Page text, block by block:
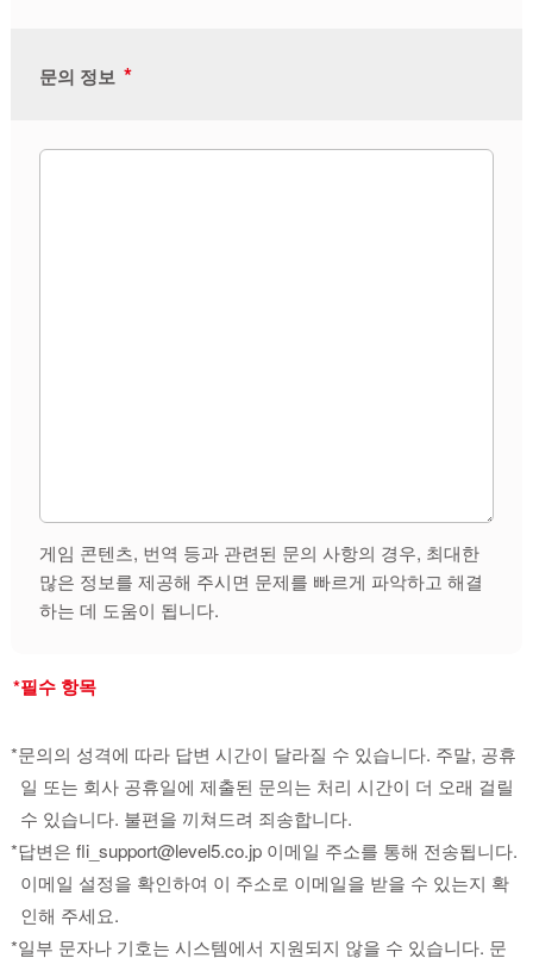
문의 정보 *
게임 콘텐츠, 번역 등과 관련된 문의 사항의 경우, 최대한
많은 정보를 제공해 주시면 문제를 빠르게 파악하고 해결
하는 데 도움이 됩니다.
*필수 항목
*문의의 성격에 따라 답변 시간이 달라질 수 있습니다. 주말, 공휴
일 또는 회사 공휴일에 제출된 문의는 처리 시간이 더 오래 걸릴
수 있습니다. 불편을 끼쳐드려 죄송합니다.
*답변은 fli_support@level5.co.jp 이메일 주소를 통해 전송됩니다.
이메일 설정을 확인하여 이 주소로 이메일을 받을 수 있는지 확
인해 주세요.
*일부 문자나 기호는 시스템에서 지원되지 않을 수 있습니다. 문